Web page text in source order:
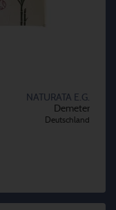
NATURATA E.G.
Demeter
Deutschland